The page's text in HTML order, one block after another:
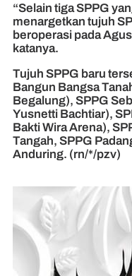
“Selain tiga SPPG
menargetkan tujuh
beroperasi pada
katanya.
Tujuh SPPG baru
Bangun Bangsa
Begalung), SPPG
Yusnetti Bachtiar),
Bakti Wira Arena),
Tangah, SPPG
Anduring. (rn/*/pzv)